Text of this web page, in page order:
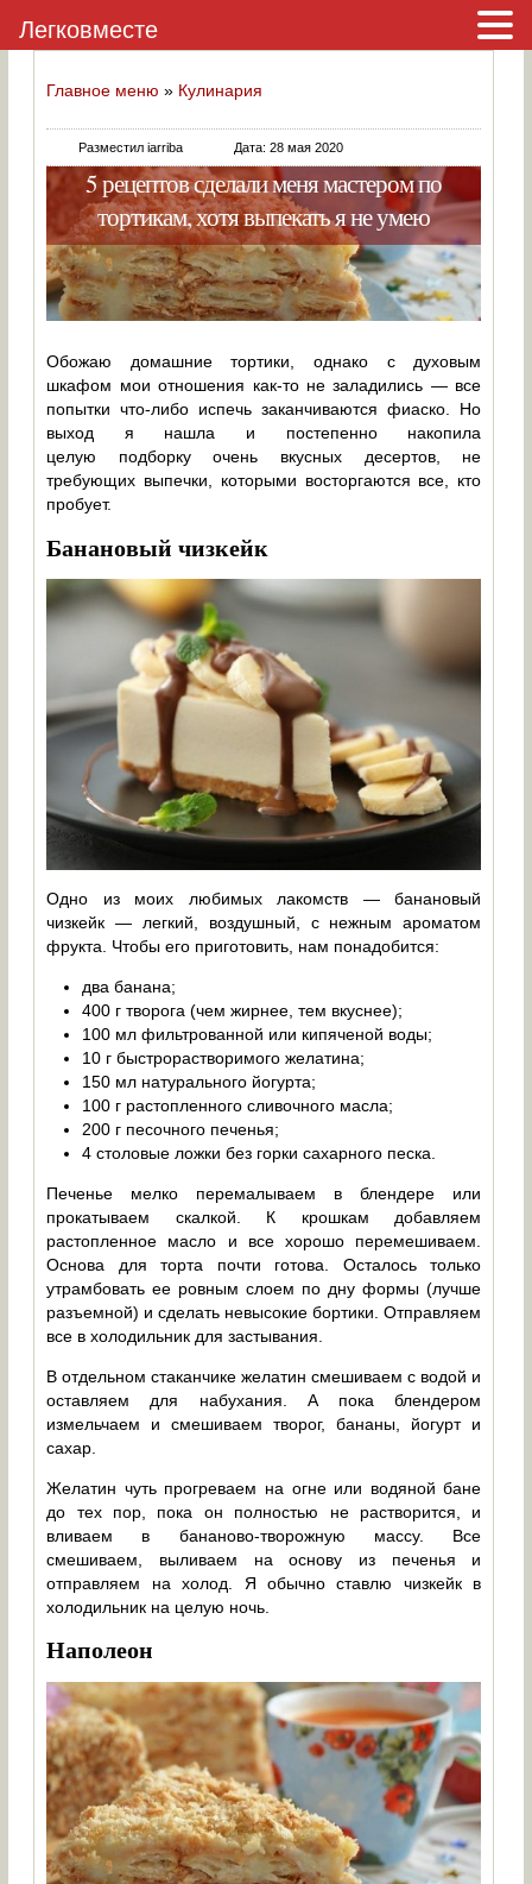
Главное меню » Кулинария
Разместил iarriba Дата: 28 мая 2020
5 рецептов сделали меня мастером по
тортикам, хотя выпекать я не умею
Обожаю домашние тортики, однако с духовым
шкафом мои отношения как-то не заладились — все
попытки что-либо испечь заканчиваются фиаско. Но
выход я нашла и постепенно накопила
целую подборку очень вкусных десертов, не
требующих выпечки, которыми восторгаются все, кто
пробует.
Банановый чизкейк
Одно из моих любимых лакомств — банановый
чизкейк — легкий, воздушный, с нежным ароматом
фрукта. Чтобы его приготовить, нам понадобится:
два банана;
400 г творога (чем жирнее, тем вкуснее);
100 мл фильтрованной или кипяченой воды;
10 г быстрорастворимого желатина;
150 мл натурального йогурта;
100 г растопленного сливочного масла;
200 г песочного печенья;
4 столовые ложки без горки сахарного песка.
Печенье мелко перемалываем в блендере или
прокатываем скалкой. К крошкам добавляем
растопленное масло и все хорошо перемешиваем.
Основа для торта почти готова. Осталось только
утрамбовать ее ровным слоем по дну формы (лучше
разъемной) и сделать невысокие бортики. Отправляем
все в холодильник для застывания.
В отдельном стаканчике желатин смешиваем с водой и
оставляем для набухания. А пока блендером
измельчаем и смешиваем творог, бананы, йогурт и
сахар.
Желатин чуть прогреваем на огне или водяной бане
до тех пор, пока он полностью не растворится, и
вливаем в бананово-творожную массу. Все
смешиваем, выливаем на основу из печенья и
отправляем на холод. Я обычно ставлю чизкейк в
холодильник на целую ночь.
Наполеон
Легковместе